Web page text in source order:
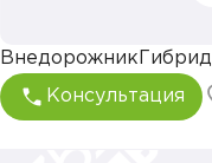
Внедорожник Гибрид
Консультация